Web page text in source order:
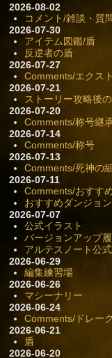
2026-08-02
コメント/雑談・質
2026-07-30
アイテム図鑑/盾
反逆者の盾
2026-07-27
Comments/エクス
2026-07-21
ストーリー攻略後
2026-07-20
Comments/称号継
2026-07-14
Comments/称号
2026-07-13
Comments/死神の
2026-07-11
Comments/おすす
おすすめダンジョン
2026-07-07
公式イラスト
バージョンアップ
アルテスノート公
2026-06-29
編集練習場
2026-06-26
マシーナリー
2026-06-24
Comments/ドレー
2026-06-21
盾
2026-06-20